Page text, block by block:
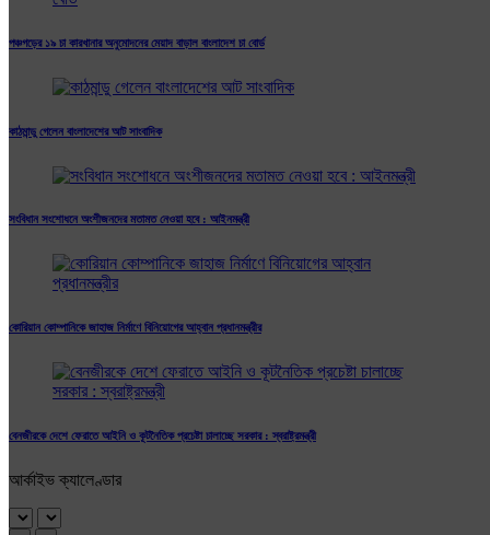
পঞ্চগড়ের ১৯ চা কারখানার অনুমোদনের মেয়াদ বাড়াল বাংলাদেশ চা বোর্ড
কাঠমান্ডু গেলেন বাংলাদেশের আট সাংবাদিক
সংবিধান সংশোধনে অংশীজনদের মতামত নেওয়া হবে : আইনমন্ত্রী
কোরিয়ান কোম্পানিকে জাহাজ নির্মাণে বিনিয়োগের আহ্বান প্রধানমন্ত্রীর
বেনজীরকে দেশে ফেরাতে আইনি ও কূটনৈতিক প্রচেষ্টা চালাচ্ছে সরকার : স্বরাষ্ট্রমন্ত্রী
আর্কাইভ ক্যালেণ্ডার